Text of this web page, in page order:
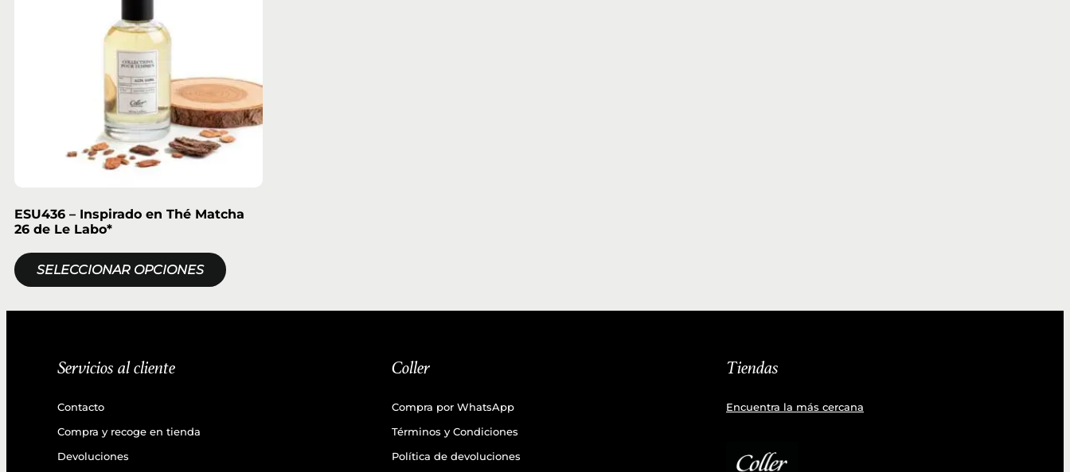
ESU436 – Inspirado en Thé Matcha
26 de Le Labo*
SELECCIONAR OPCIONES
Servicios al cliente
Contacto
Compra y recoge en tienda
Devoluciones
Coller
Compra por WhatsApp
Términos y Condiciones
Política de devoluciones
Tiendas
Encuentra la más cercana